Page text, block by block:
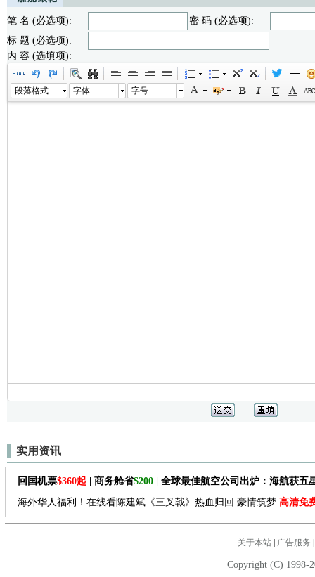
笔 名 (必选项):
密 码 (必选项):
标 题 (必选项):
内 容 (选填项):
段落格式 字体 字号
实用资讯
回国机票$360起 | 商务舱省$200 | 全球最佳航空公司出炉：海航获五
海外华人福利！在线看陈建斌《三叉戟》热血归回 豪情筑梦 高清免
关于本站| 广告服务
Copyright (C) 1998-